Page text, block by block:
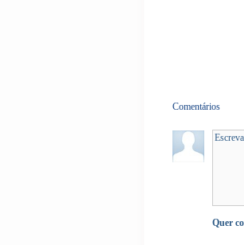
Comentários
Quer